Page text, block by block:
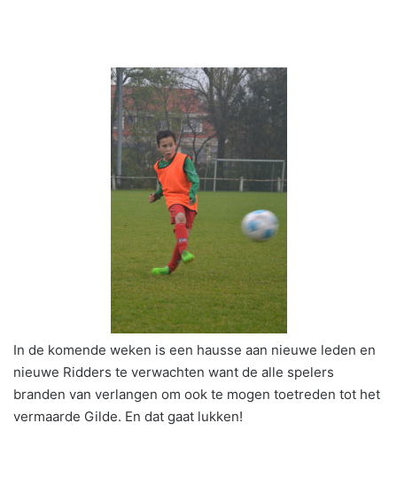
In de komende weken is een hausse aan nieuwe leden en
nieuwe Ridders te verwachten want de alle spelers
branden van verlangen om ook te mogen toetreden tot het
vermaarde Gilde. En dat gaat lukken!